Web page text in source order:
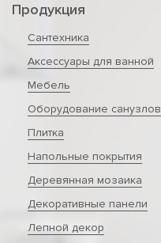
Продукция
Сантехника
Аксессуары для ванной
Мебель
Оборудование санузлов
Плитка
Напольные покрытия
Деревянная мозаика
Декоративные панели
Лепной декор